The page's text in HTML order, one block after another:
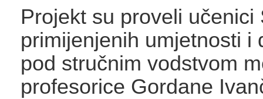
Projekt su proveli učenici
primijenjenih umjetnosti i
pod stručnim vodstvom
profesorice Gordane